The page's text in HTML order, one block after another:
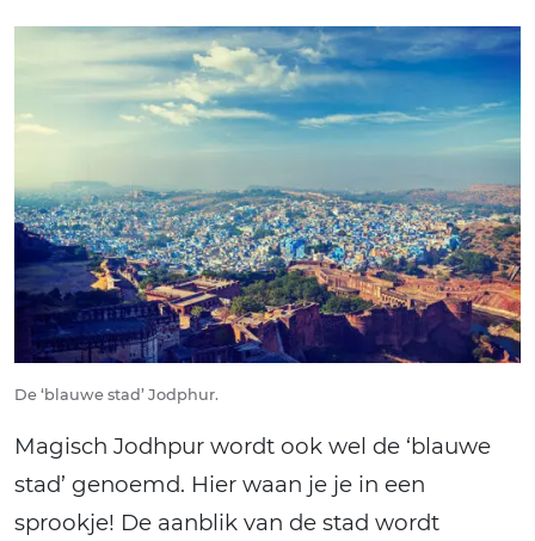
De ‘blauwe stad’ Jodphur.
Magisch Jodhpur wordt ook wel de ‘blauwe
stad’ genoemd. Hier waan je je in een
sprookje! De aanblik van de stad wordt